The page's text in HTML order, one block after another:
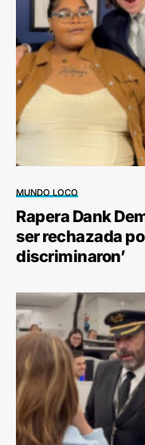
MUNDO LOCO
Rapera Dank
ser rechazada
discriminaron’